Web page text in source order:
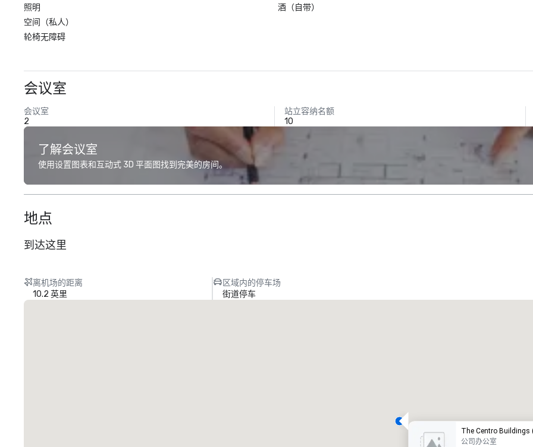
照明
空间（私人）
轮椅无障碍
酒（自带）
会议室
会议室
2
站立容纳名额
10
了解会议室
使用设置图表和互动式 3D 平面图找到完美的房间。
地点
到达这里
离机场的距离
10.2 英里
区域内的停车场
街道停车
The Centro Buildings
公司办公室